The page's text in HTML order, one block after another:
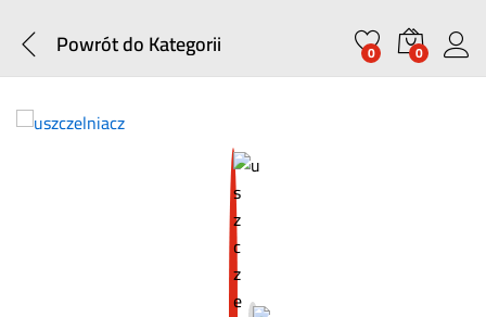
Powrót doKategorii 0 0